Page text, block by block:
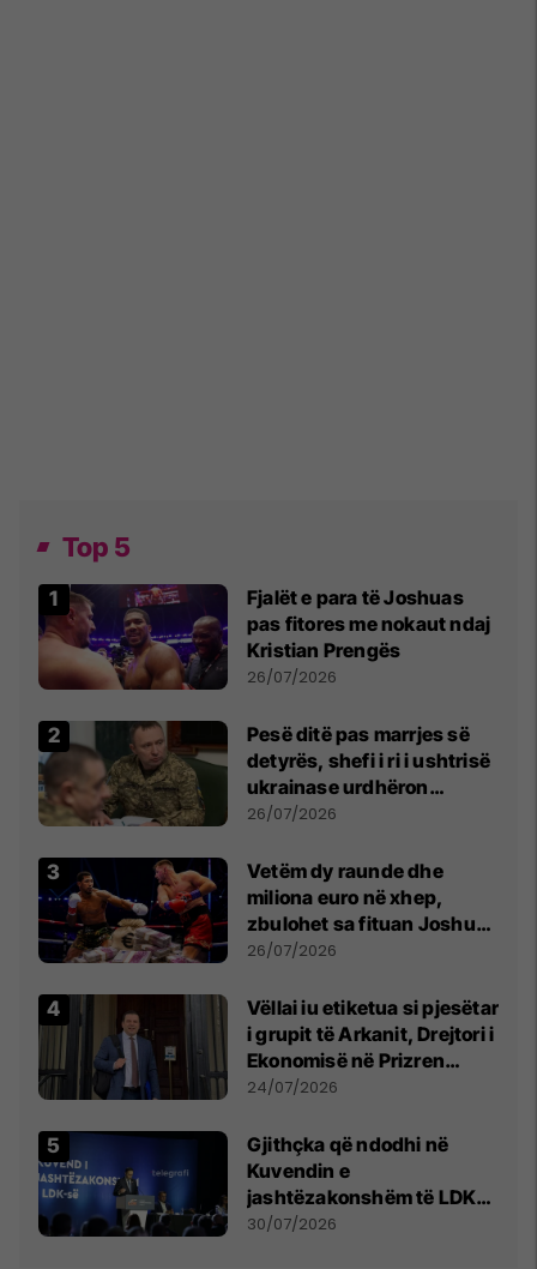
Top 5
Fjalët e para të Joshuas
pas fitores me nokaut ndaj
Kristian Prengës
26/07/2026
Pesë ditë pas marrjes së
detyrës, shefi i ri i ushtrisë
ukrainase urdhëron
kontroll të madh
26/07/2026
Vetëm dy raunde dhe
miliona euro në xhep,
zbulohet sa fituan Joshua
e Prenga
26/07/2026
Vëllai iu etiketua si pjesëtar
i grupit të Arkanit, Drejtori i
Ekonomisë në Prizren
mohon pretendimet
24/07/2026
Gjithçka që ndodhi në
Kuvendin e
jashtëzakonshëm të LDK-
së
30/07/2026